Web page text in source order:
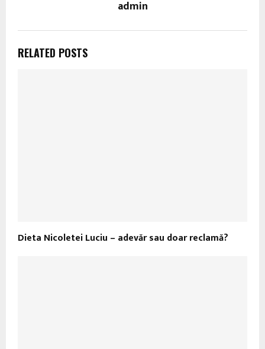
admin
RELATED POSTS
Dieta Nicoletei Luciu – adevăr sau doar reclamă?